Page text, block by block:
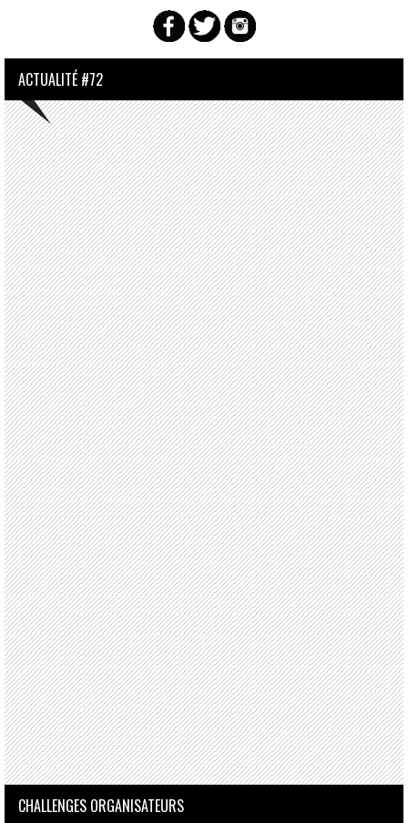
ACTUALITÉ #72
CHALLENGES ORGANISATEURS